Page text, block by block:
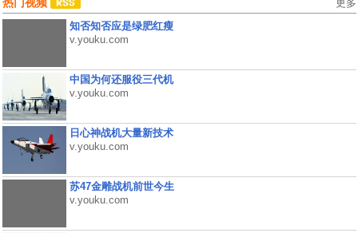
更多
知否知否应是绿肥红瘦
v.youku.com
中国为何还服役三代机
v.youku.com
日心神战机大量新技术
v.youku.com
苏47金雕战机前世今生
v.youku.com